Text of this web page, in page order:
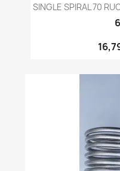
SINGLE SPIRAL 70